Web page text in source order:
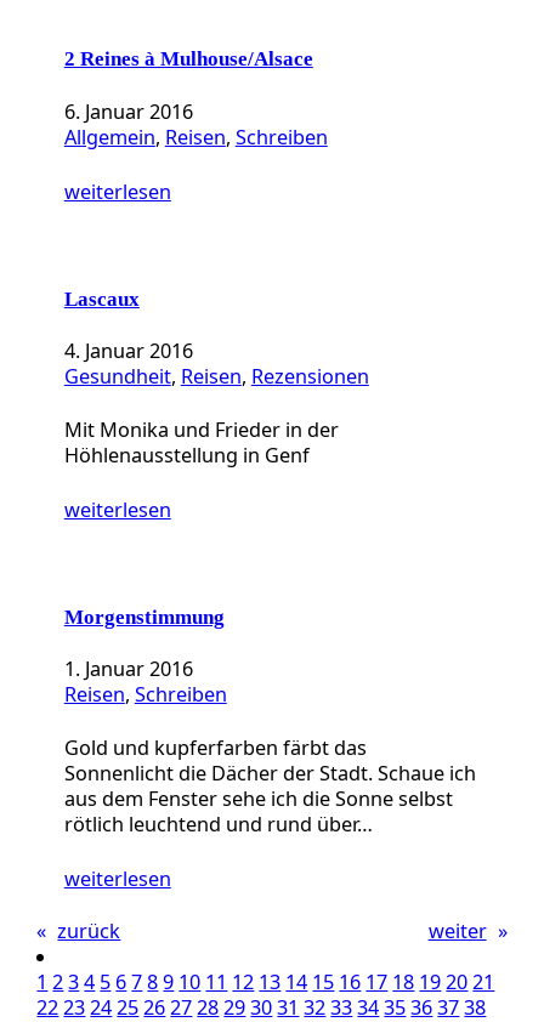
2 Reines à Mulhouse/Alsace
6. Januar 2016
Allgemein, Reisen, Schreiben
weiterlesen
Lascaux
4. Januar 2016
Gesundheit, Reisen, Rezensionen
Mit Monika und Frieder in der
Höhlenausstellung in Genf
weiterlesen
Morgenstimmung
1. Januar 2016
Reisen, Schreiben
Gold und kupferfarben färbt das
Sonnenlicht die Dächer der Stadt. Schaue ich
aus dem Fenster sehe ich die Sonne selbst
rötlich leuchtend und rund über…
weiterlesen
« zurück weiter »
1 234 5 6789 10 11 12 13 14 15 16 17 18 192021
22232425262728293031 32333435363738